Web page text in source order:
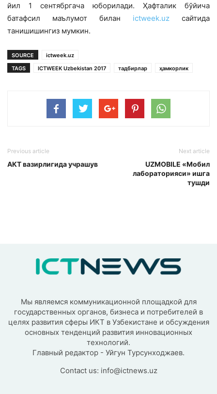
йил 1 сентябргача юборилади. Ҳафталик бўйича
батафсил маълумот билан ictweek.uz сайтида
танишишингиз мумкин.
SOURCE
ictweek.uz
TAGS
ICTWEEK Uzbekistan 2017 тадбирлар ҳамкорлик
Previous article
АКТ вазирлигида учрашув
Next article
UZMOBILE «Мобил
лабораторияси» ишга
тушди
Мы являемся коммуникационной площадкой для
государственных органов, бизнеса и потребителей в
целях развития сферы ИКТ в Узбекистане и обсуждения
основных тенденций развития инновационных
технологий.
Главный редактор - Уйгун Турсунходжаев.
Contact us: info@ictnews.uz